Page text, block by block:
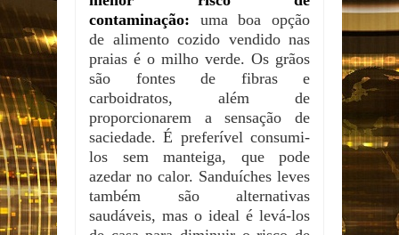
contaminação: uma boa opção
de alimento cozido vendido nas
praias é o milho verde. Os grãos
são fontes de fibras e
carboidratos, além de
proporcionarem a sensação de
saciedade. É preferível consumi-
los sem manteiga, que pode
azedar no calor. Sanduíches leves
também são alternativas
saudáveis, mas o ideal é levá-los